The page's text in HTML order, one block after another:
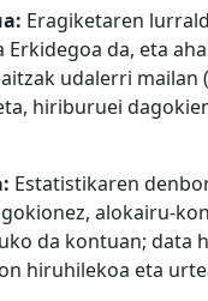
Eragiketaren
Erkidegoa da, eta
udalerri mailan
hiriburuei
Estatistikaren
alokairu-
da kontuan; data
hiruhilekoa eta